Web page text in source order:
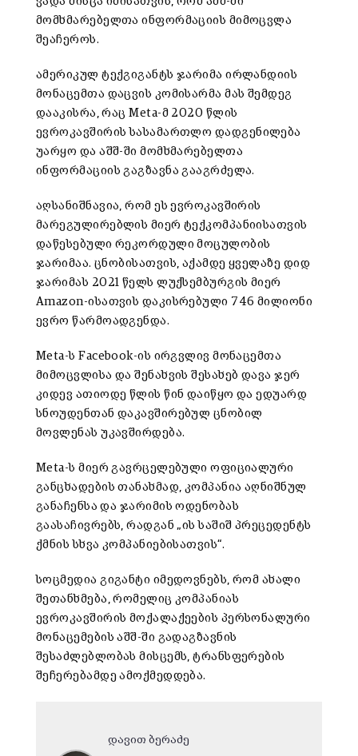
მომხმარებელთა ინფორმაციის მიმოცვლა
შეაჩეროს.
ამერიკულ ტექგიგანტს ჯარიმა ირლანდიის
მონაცემთა დაცვის კომისარმა მას შემდეგ
დააკისრა, რაც Meta-მ 2020 წლის
ევროკავშირის სასამართლო დადგენილება
უარყო და აშშ-ში მომხმარებელთა
ინფორმაციის გაგზავნა გააგრძელა.
აღსანიშნავია, რომ ეს ევროკავშირის
მარეგულირებლის მიერ ტექკომპანიისათვის
დაწესებული რეკორდული მოცულობის
ჯარიმაა. ცნობისათვის, აქამდე ყველაზე დიდ
ჯარიმას 2021 წელს ლუქსემბურგის მიერ
Amazon-ისათვის დაკისრებული 746 მილიონი
ევრო წარმოადგენდა.
Meta-ს Facebook-ის ირგვლივ მონაცემთა
მიმოცვლისა და შენახვის შესახებ დავა ჯერ
კიდევ ათიოდე წლის წინ დაიწყო და ედუარდ
სნოუდენთან დაკავშირებულ ცნობილ
მოვლენას უკავშირდება.
Meta-ს მიერ გავრცელებული ოფიციალური
განცხადების თანახმად, კომპანია აღნიშნულ
განაჩენსა და ჯარიმის ოდენობას
გაასაჩივრებს, რადგან „ის საშიშ პრეცედენტს
ქმნის სხვა კომპანიებისათვის“.
სოცმედია გიგანტი იმედოვნებს, რომ ახალი
შეთანხმება, რომელიც კომპანიას
ევროკავშირის მოქალაქეების პერსონალური
მონაცემების აშშ-ში გადაგზავნის
შესაძლებლობას მისცემს, ტრანსფერების
შეჩერებამდე ამოქმედდება.
დავით ბერაძე